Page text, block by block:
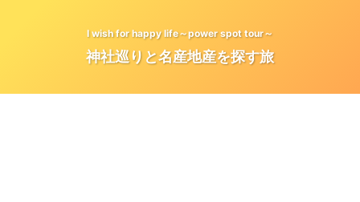
I wish for happy life～power spot tour～
神社巡りと名産地産を探す旅